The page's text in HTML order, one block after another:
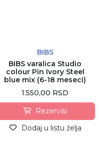
BIBS
BIBS varalica Studio
colour Pin Ivory Steel
blue mix (6-18 meseci)
1.550,00 RSD
Rezerviši
Dodaj u listu želja